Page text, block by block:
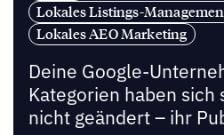
Lokales Listings-
Lokales AEO Marketing
Deine Google-
Kategorien haben sich
nicht geändert – ihr